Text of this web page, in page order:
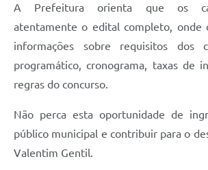
A Prefeitura orienta que os
atentamente o edital completo, onde
informações sobre requisitos dos
programático, cronograma, taxas de
regras do concurso.
Não perca esta oportunidade de
público municipal e contribuir para o
Valentim Gentil.